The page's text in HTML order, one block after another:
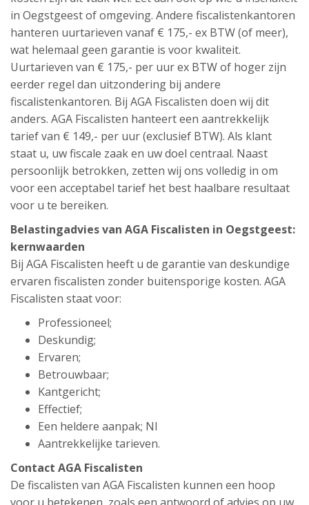
in Oegstgeest of omgeving. Andere fiscalistenkantoren
hanteren uurtarieven vanaf € 175,- ex BTW (of meer),
wat helemaal geen garantie is voor kwaliteit.
Uurtarieven van € 175,- per uur ex BTW of hoger zijn
eerder regel dan uitzondering bij andere
fiscalistenkantoren. Bij AGA Fiscalisten doen wij dit
anders. AGA Fiscalisten hanteert een aantrekkelijk
tarief van € 149,- per uur (exclusief BTW). Als klant
staat u, uw fiscale zaak en uw doel centraal. Naast
persoonlijk betrokken, zetten wij ons volledig in om
voor een acceptabel tarief het best haalbare resultaat
voor u te bereiken.
Belastingadvies van AGA Fiscalisten in Oegstgeest:
kernwaarden
Bij AGA Fiscalisten heeft u de garantie van deskundige
ervaren fiscalisten zonder buitensporige kosten. AGA
Fiscalisten staat voor:
Professioneel;
Deskundig;
Ervaren;
Betrouwbaar;
Kantgericht;
Effectief;
Een heldere aanpak; Nl
Aantrekkelijke tarieven.
Contact AGA Fiscalisten
De fiscalisten van AGA Fiscalisten kunnen een hoop